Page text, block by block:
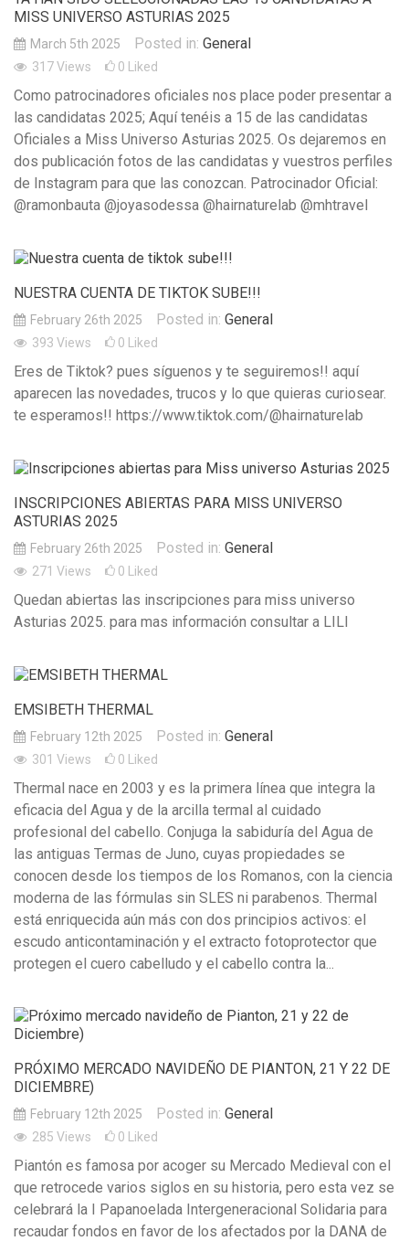
MISS UNIVERSO ASTURIAS 2025
Posted in: General
March 5th 2025
317Views 0 Liked
Como patrocinadores oficiales nos place poder presentar a
las candidatas 2025; Aquí tenéis a 15 de las candidatas
Oficiales a Miss Universo Asturias 2025. Os dejaremos en
dos publicación fotos de las candidatas y vuestros perfiles
de Instagram para que las conozcan. Patrocinador Oficial:
@ramonbauta @joyasodessa @hairnaturelab @mhtravel
NUESTRA CUENTA DE TIKTOK SUBE!!!
Posted in: General
February 26th 2025
393 Views 0 Liked
Eres de Tiktok? pues síguenos y te seguiremos!! aquí
aparecen las novedades, trucos y lo que quieras curiosear.
te esperamos!! https://www.tiktok.com/@hairnaturelab
INSCRIPCIONES ABIERTAS PARA MISS UNIVERSO
ASTURIAS 2025
Posted in: General
February 26th 2025
271 Views 0 Liked
Quedan abiertas las inscripciones para miss universo
Asturias 2025. para mas información consultar a LILI
EMSIBETH THERMAL
Posted in: General
February 12th 2025
301 Views 0 Liked
Thermal nace en 2003 y es la primera línea que integra la
eficacia del Agua y de la arcilla termal al cuidado
profesional del cabello. Conjuga la sabiduría del Agua de
las antiguas Termas de Juno, cuyas propiedades se
conocen desde los tiempos de los Romanos, con la ciencia
moderna de las fórmulas sin SLES ni parabenos. Thermal
está enriquecida aún más con dos principios activos: el
escudo anticontaminación y el extracto fotoprotector que
protegen el cuero cabelludo y el cabello contra la...
PRÓXIMO MERCADO NAVIDEÑO DE PIANTON, 21 Y 22 DE
DICIEMBRE)
Posted in: General
February 12th 2025
285 Views 0 Liked
Piantón es famosa por acoger su Mercado Medieval con el
que retrocede varios siglos en su historia, pero esta vez se
celebrará la I Papanoelada Intergeneracional Solidaria para
recaudar fondos en favor de los afectados por la DANA de